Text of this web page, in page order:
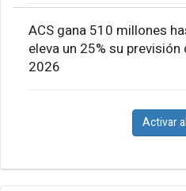
ACS gana 510 millones
eleva un 25% su
2026
Activar